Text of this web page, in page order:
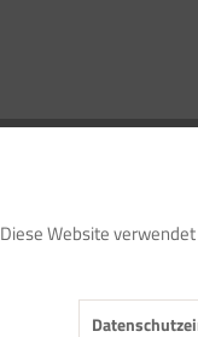
Diese Website